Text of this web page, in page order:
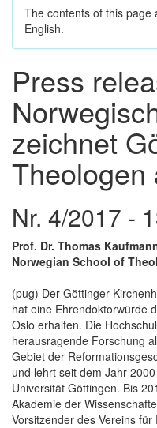
The contents of this page
English.
Press
zeichnet
Theologen
Nr. 4/2017 -
Prof. Dr. Thomas
Norwegian School of
(pug) Der Göttinger
hat eine Ehrendoktorwürde
Oslo erhalten. Die
herausragende Forschung
Gebiet der
und lehrt seit dem Jahr
Universität Göttingen. Bis
Akademie der
Vorsitzender des Vereins